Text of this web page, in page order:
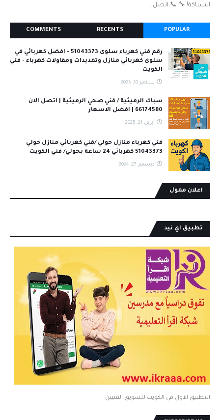
السباكة! 🔧 📞 اتصل...
POPULAR
RECENTS
COMMENTS
رقم فني كهرباء سلوى 51043373 - افضل كهربائي في
سلوى كهربائي منازل وتمديدات ومقاولات كهرباء - فني
الكويت
سبتمبر 10, 2025
سباك الرميثية / فني صحي الرميثية | اتصل الان
66174580 | افضل الاسعار
أبريل 21, 2025
فني كهرباء منازل حولي /فني كهربائي منازل حولي
51043373 كهربائي 24 ساعة بحولي/ فني الكويت
ديسمبر 07, 2024
اعلان ممول
تطبيق اي نيد
التطبيق الاول في الكويت لتسويق الفنيين